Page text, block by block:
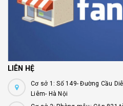
LIÊN HỆ
Cơ sở 1: Số 149- Đường Cầu
Liêm- Hà Nội